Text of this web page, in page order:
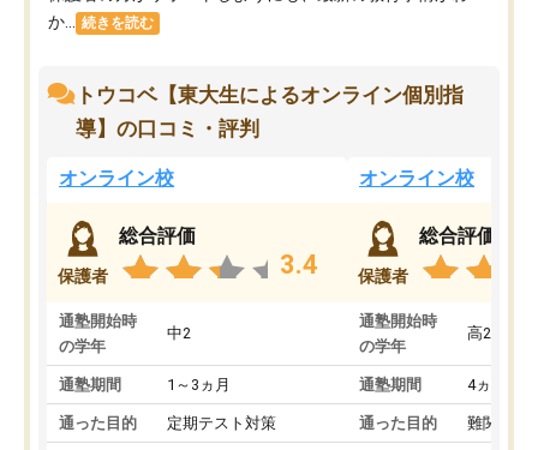
か...
続きを読む
トウコベ【東大生によるオンライン個別指
導】の口コミ・評判
オンライン校
保護者
総合評価
3.4
通塾開始時
の学年
中2
通塾期間 1～3ヵ月
通った目的 定期テスト対策
オンライン校
保護者
総合評価
通塾開始時
の学年
高2
通塾期間 4ヵ月～1
通った目的 難関私立